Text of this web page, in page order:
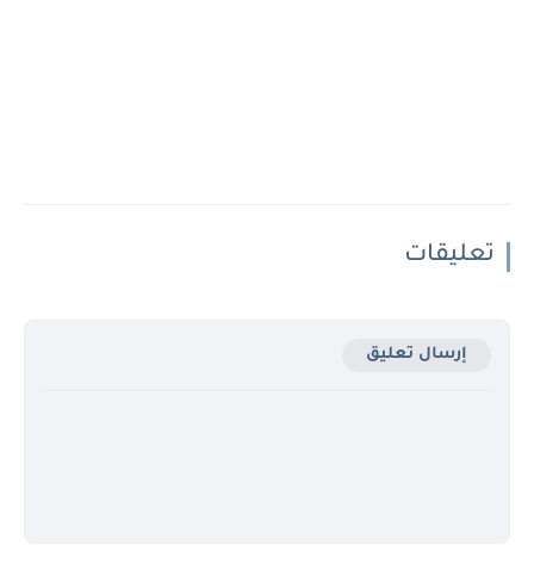
تعليقات
إرسال تعليق